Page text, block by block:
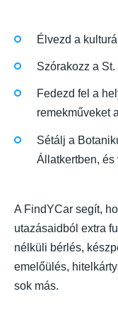
Élvezd a
Szórakozz a
Fedezd fel a
remekműveket
Sétálj a
Állatkertben, és
A FindYCar segít,
utazásaidból extra
nélküli bérlés,
emelőülés,
sok más.